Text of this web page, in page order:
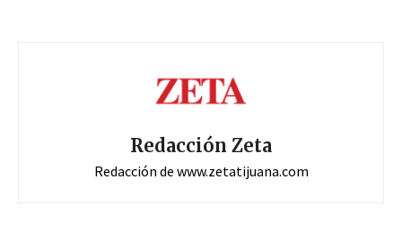
Redacción Zeta
Redacción de www.zetatijuana.com